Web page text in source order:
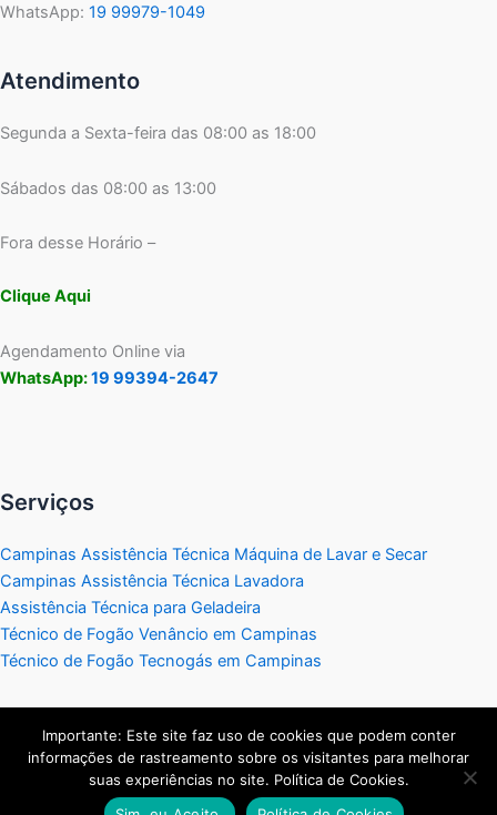
WhatsApp: 19 99979-1049
Atendimento
Segunda a Sexta-feira das 08:00 as 18:00
Sábados das 08:00 as 13:00
Fora desse Horário –
Clique Aqui
Agendamento Online via
WhatsApp:19 99394-2647
Serviços
Campinas Assistência Técnica Máquina de Lavar e Secar
Campinas Assistência Técnica Lavadora
Assistência Técnica para Geladeira
Técnico de Fogão Venâncio em Campinas
Técnico de Fogão Tecnogás em Campinas
Copyright © 2026 Assistência Técnica Eletrodomésticos
Campinas | Criado por:Visão de Mercado
Importante: Este site faz uso de cookies que podem conter
informações de rastreamento sobre os visitantes para melhorar
suas experiências no site. Política de Cookies.